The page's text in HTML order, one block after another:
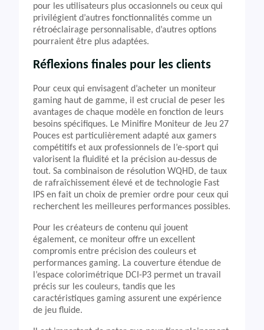
pour les utilisateurs plus occasionnels ou ceux qui
privilégient d’autres fonctionnalités comme un
rétroéclairage personnalisable, d’autres options
pourraient être plus adaptées.
Réflexions finales pour les clients
Pour ceux qui envisagent d’acheter un moniteur
gaming haut de gamme, il est crucial de peser les
avantages de chaque modèle en fonction de leurs
besoins spécifiques. Le Minifire Moniteur de Jeu 27
Pouces est particulièrement adapté aux gamers
compétitifs et aux professionnels de l’e-sport qui
valorisent la fluidité et la précision au-dessus de
tout. Sa combinaison de résolution WQHD, de taux
de rafraîchissement élevé et de technologie Fast
IPS en fait un choix de premier ordre pour ceux qui
recherchent les meilleures performances possibles.
Pour les créateurs de contenu qui jouent
également, ce moniteur offre un excellent
compromis entre précision des couleurs et
performances gaming. La couverture étendue de
l’espace colorimétrique DCI-P3 permet un travail
précis sur les couleurs, tandis que les
caractéristiques gaming assurent une expérience
de jeu fluide.